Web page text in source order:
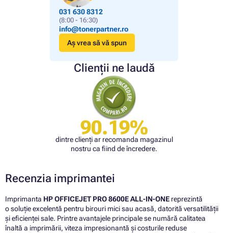
031 630 8312
(8:00 - 16:30)
info@tonerpartner.ro
Aș vrea să vă spun
Clienții ne laudă
90.19%
dintre clienți ar recomanda magazinul
nostru ca fiind de încredere.
Recenzia imprimantei
Imprimanta HP OFFICEJET PRO 8600E ALL-IN-ONE reprezintă
o soluție excelentă pentru birouri mici sau acasă, datorită versatilității
și eficienței sale. Printre avantajele principale se numără calitatea
înaltă a imprimării, viteza impresionantă și costurile reduse